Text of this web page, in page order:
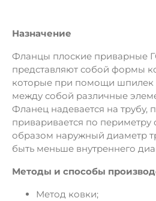
Назначение
Фланцы плоские приварные
представляют собой формы
которые при помощи шпилек
между собой различные
Фланец надевается на трубу,
приваривается по периметру
образом наружный диаметр
быть меньше внутреннего
Методы и способы
Метод ковки;